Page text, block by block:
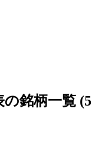
銘柄一覧 (5